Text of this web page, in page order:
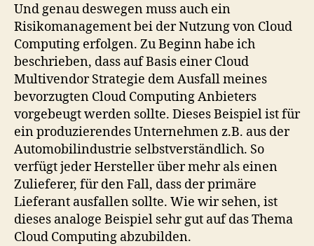
Und genau deswegen muss auch ein
Risikomanagement bei der Nutzung von Cloud
Computing erfolgen. Zu Beginn habe ich
beschrieben, dass auf Basis einer Cloud
Multivendor Strategie dem Ausfall meines
bevorzugten Cloud Computing Anbieters
vorgebeugt werden sollte. Dieses Beispiel ist für
ein produzierendes Unternehmen z.B. aus der
Automobilindustrie selbstverständlich. So
verfügt jeder Hersteller über mehr als einen
Zulieferer, für den Fall, dass der primäre
Lieferant ausfallen sollte. Wie wir sehen, ist
dieses analoge Beispiel sehr gut auf das Thema
Cloud Computing abzubilden.